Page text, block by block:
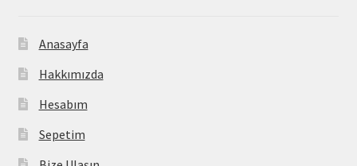
Anasayfa
Hakkımızda
Hesabım
Sepetim